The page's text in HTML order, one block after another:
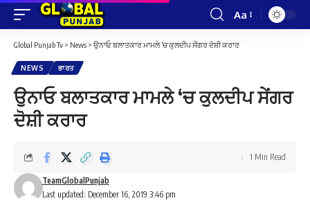
Font
Aa
Global Punjab Tv > News > ਉਨਾਓ ਬਲਾਤਕਾਰ ਮਾਮਲੇ ‘ਚ ਕੁਲਦੀਪ ਸੇਂਗਰ ਦੋਸ਼ੀ ਕਰਾਰ
NEWS ਭਾਰਤ
ਉਨਾਓ ਬਲਾਤਕਾਰ ਮਾਮਲੇ ‘ਚ ਕੁਲਦੀਪ ਸੇਂਗਰ
ਦੋਸ਼ੀ ਕਰਾਰ
Last updated: December 16, 2019 3:46 pm
TeamGlobalPunjab
1 Min Read